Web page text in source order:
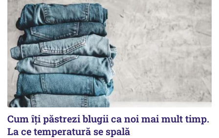
Cum îți păstrezi blugii ca noi mai mult timp.
La ce temperatură se spală